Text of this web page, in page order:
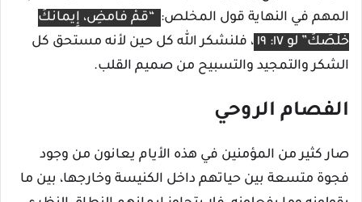
المهم في النهاية قول المخلص: “قُمْ فامضِ، إِيمانُكَ
خَلَّصَكَ” لو ١٧: ١٩
، فلنشكر الله كل حين لأنه مستحق كل
الشكر والتمجيد والتسبيح من صميم القلب.
الفصام الروحي
صار كثير من المؤمنين في هذه الأيام يعانون من وجود
فجوة متسعة بين حياتهم داخل الكنيسة وخارجها، بين ما